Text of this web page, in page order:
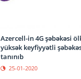
Azercell-in 4G şəbəkəsi
yüksək keyfiyyətli
tanınıb
25-01-2020